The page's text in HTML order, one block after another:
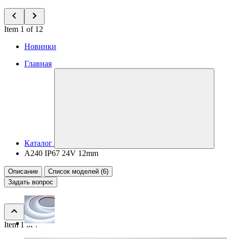
Item 1 of 12
Новинки
Главная
Каталог
A240 IP67 24V 12mm
Описание
Список моделей (6)
Задать вопрос
Item 1 of 7